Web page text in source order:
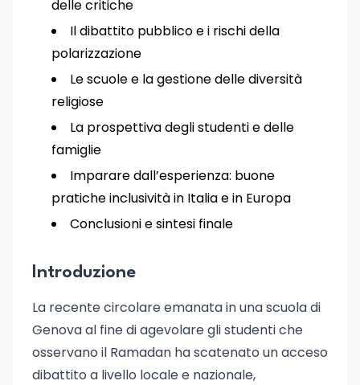
delle critiche
Il dibattito pubblico e i rischi della
polarizzazione
Le scuole e la gestione delle diversità
religiose
La prospettiva degli studenti e delle
famiglie
Imparare dall’esperienza: buone
pratiche inclusività in Italia e in Europa
Conclusioni e sintesi finale
Introduzione
La recente circolare emanata in una scuola di
Genova al fine di agevolare gli studenti che
osservano il Ramadan ha scatenato un acceso
dibattito a livello locale e nazionale,